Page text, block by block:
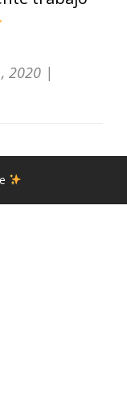
2020 |